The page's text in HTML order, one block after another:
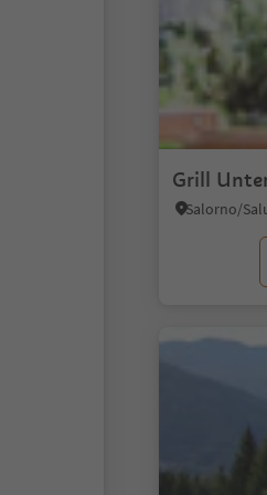
Grill
Salorno/